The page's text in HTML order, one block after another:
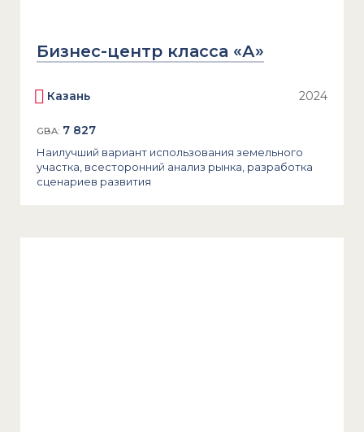
Бизнес-центр класса «А»
Казань 2024
GBA: 7 827
Наилучший вариант использования земельного
участка, всесторонний анализ рынка, разработка
сценариев развития